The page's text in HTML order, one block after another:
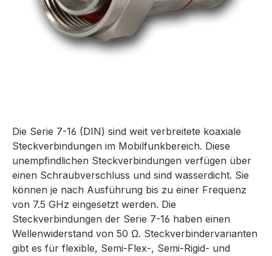
Die Serie 7-16 (DIN) sind weit verbreitete koaxiale
Steckverbindungen im Mobilfunkbereich. Diese
unempfindlichen Steckverbindungen verfügen über
einen Schraubverschluss und sind wasserdicht. Sie
können je nach Ausführung bis zu einer Frequenz
von 7.5 GHz eingesetzt werden. Die
Steckverbindungen der Serie 7-16 haben einen
Wellenwiderstand von 50 Ω. Steckverbindervarianten
gibt es für flexible, Semi-Flex-, Semi-Rigid- und